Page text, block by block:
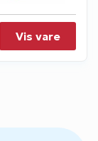
Vis vare